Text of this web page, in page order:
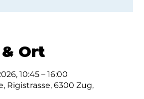
Ort
10:45 – 16:00
Rigistrasse, 6300 Zug,